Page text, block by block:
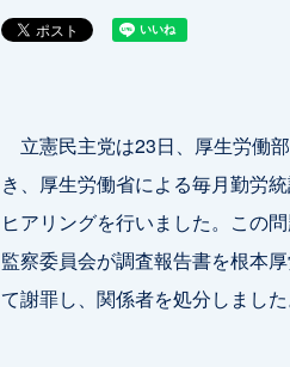
立憲民主党は23日、厚生労働部
き、厚生労働省による毎月勤労
ヒアリングを行いました。この
監察委員会が調査報告書を根本
て謝罪し、関係者を処分しました